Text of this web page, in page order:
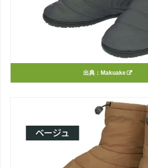
出典： Makuake